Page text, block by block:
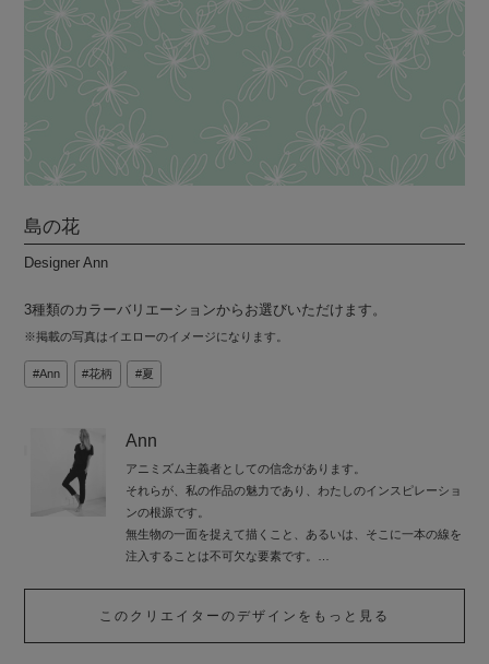
島の花
Designer Ann
3種類のカラーバリエーションからお選びいただけます。
※掲載の写真はイエローのイメージになります。
Ann 花柄 夏
Ann
アニミズム主義者としての信念があります。
それらが、私の作品の魅力であり、わたしのインスピレーショ
ンの根源です。
無生物の一面を捉えて描くこと、あるいは、そこに一本の線を
注入することは不可欠な要素です。
また、ひと筆によって、抽象的な限界があるものを、観察に耐
え得る最小限に描くことが、わたしの信念です。
このクリエイターのデザインをもっと見る